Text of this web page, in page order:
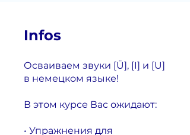
Infos
Осваиваем звуки [Ü], [I] и [U]
в немецком языке!
В этом курсе Вас ожидают:
• Упражнения для